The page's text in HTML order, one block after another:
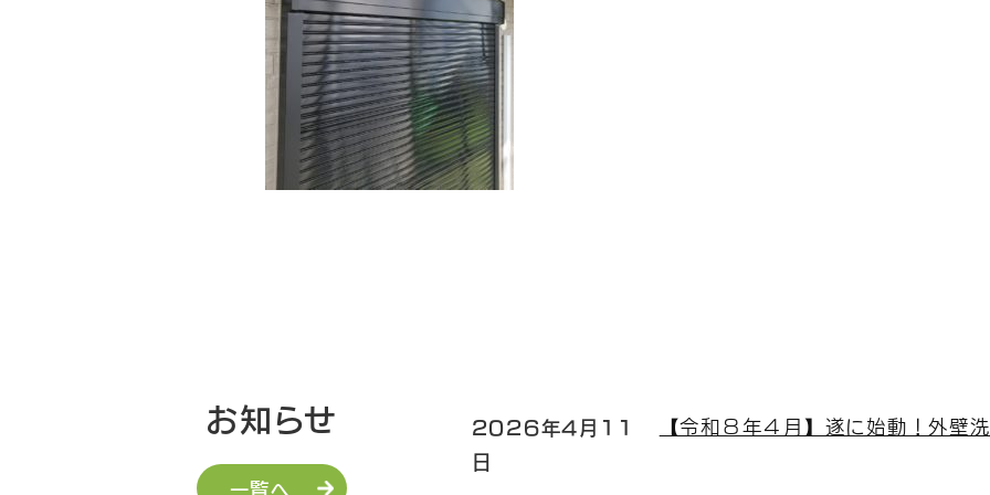
お知らせ
一覧へ
2026年4月11
日
【令和８年４月】遂に始動！外壁